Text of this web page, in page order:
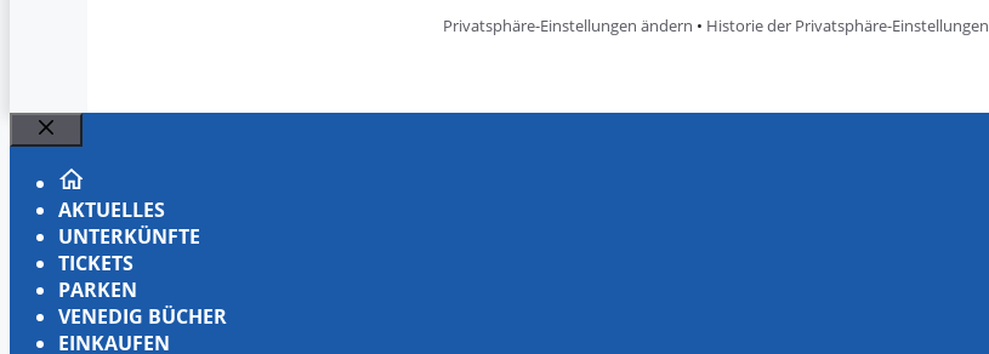
Privatsphäre-Einstellungen ändern • Historie der Privatsphäre-Einstellungen
Schließen
AKTUELLES
UNTERKÜNFTE
TICKETS
PARKEN
VENEDIG BÜCHER
EINKAUFEN